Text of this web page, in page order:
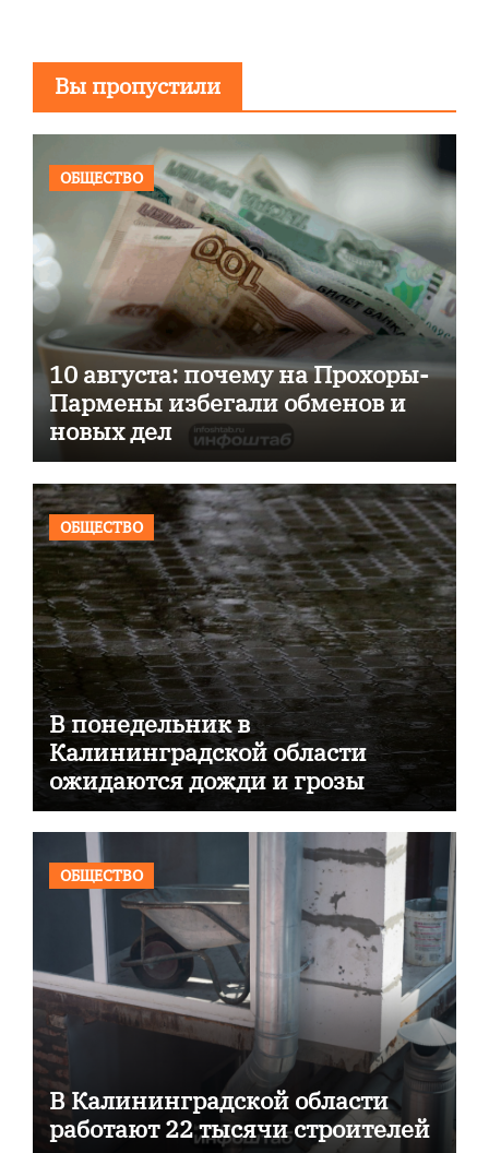
Вы пропустили
ОБЩЕСТВО
10 августа: почему на Прохоры-
Пармены избегали обменов и
новых дел
ОБЩЕСТВО
В понедельник в
Калининградской области
ожидаются дожди и грозы
ОБЩЕСТВО
В Калининградской области
работают 22 тысячи строителей